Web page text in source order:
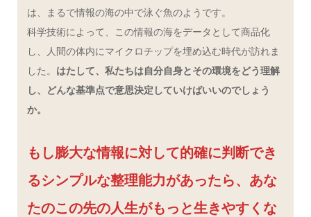
は、まるで情報の海の中で泳ぐ魚のようです。
科学技術によって、この情報の海をデータとして商品化
し、人間の体内にマイクロチップを埋め込む時代が訪れま
した。 はたして、私たちは自分自身とその環境をどう理解
し、どんな基準点で意思決定していけばいいのでしょう
か。
もし膨大な情報に対して的確に判断でき
るシンプルな整理能力があったら、あな
たのこの先の人生がもっと生きやすくな